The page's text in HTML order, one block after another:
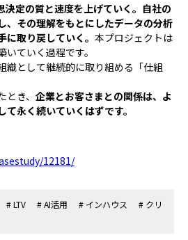
決定の質と速度を上げていく。自社の
、その理解をもとにしたデータの分析
取り戻していく。 本プロジェクトは
ていく過程です。
織として継続的に取り組める「仕組
き、 企業とお客さまとの関係は、よ
永く続いていくはずです。
12181/
# LTV # AI活用 # インハウス
# クリ